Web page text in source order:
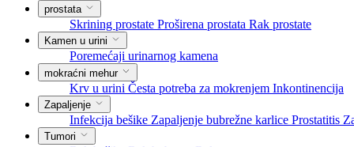
prostata
Skrining prostate Proširena prostata Rak prostate
Kamen u urini
Poremećaji urinarnog kamena
mokraćni mehur
Krv u urini Česta potreba za mokrenjem Inkontinencija
Zapaljenje
Infekcija bešike Zapaljenje bubrežne karlice Prostatitis
Tumori